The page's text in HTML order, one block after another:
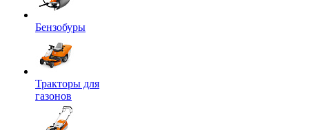
Бензобуры
Тракторы для
газонов